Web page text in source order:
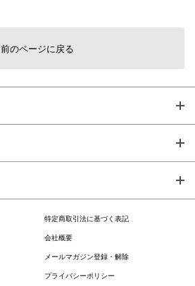
前のページに戻る
特定商取引法に基づく表記
会社概要
メールマガジン登録・解除
プライバシーポリシー